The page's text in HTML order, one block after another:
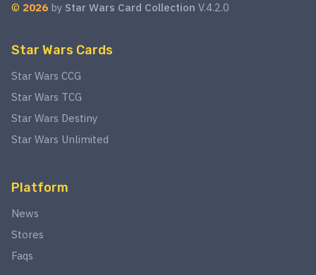
© 2026 by Star Wars Card Collection V.4.2.0
Star Wars Cards
Star Wars CCG
Star Wars TCG
Star Wars Destiny
Star Wars Unlimited
Platform
News
Stores
Faqs